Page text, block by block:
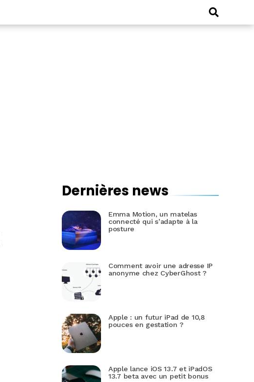
Dernières news
Emma Motion, un matelas
connecté qui s’adapte à la
posture
Comment avoir une adresse IP
anonyme chez CyberGhost ?
Apple : un futur iPad de 10,8
pouces en gestation ?
Apple lance iOS 13.7 et iPadOS
13.7 beta avec un petit bonus